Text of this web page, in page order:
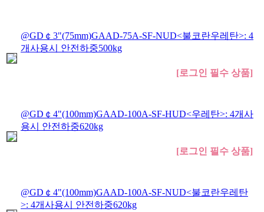
@GD￠3"(75mm)GAAD-75A-SF-NUD<불코란우레탄>: 4
개사용시 안전하중500kg
[로그인 필수 상품]
@GD￠4"(100mm)GAAD-100A-SF-HUD<우레탄>: 4개사
용시 안전하중620kg
[로그인 필수 상품]
@GD￠4"(100mm)GAAD-100A-SF-NUD<불코란우레탄
>: 4개사용시 안전하중620kg